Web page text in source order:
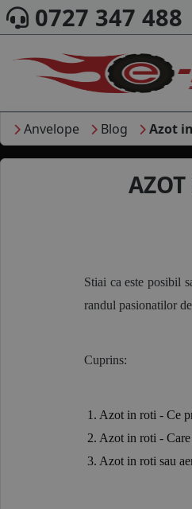
0727 347 488
Anvelope Blog Azot
AZOT
Stiai ca este posibil
randul pasionatilor
Cuprins:
1. Azot in roti - Ce
2. Azot in roti -
3. Azot in roti sau